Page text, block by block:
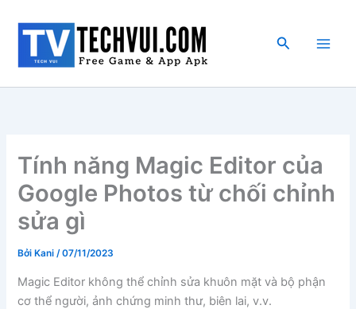
dung
Tìm
Tính năng Magic Editor của
Google Photos từ chối chỉnh
sửa gì
Bởi Kani/07/11/2023
Magic Editor không thể chỉnh sửa khuôn mặt và bộ phận
cơ thể người, ảnh chứng minh thư, biên lai, v.v.